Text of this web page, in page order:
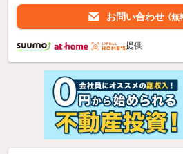
お問い合わせ （無
提供